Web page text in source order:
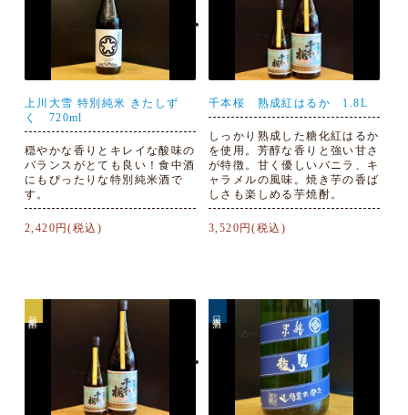
上川大雪 特別純米 きたしず
く 720ml
穏やかな香りとキレイな酸味の
バランスがとても良い！食中酒
にもぴったりな特別純米酒で
す。
2,420円(税込)
千本桜 熟成紅はるか 1.8L
しっかり熟成した糖化紅はるか
を使用。芳醇な香りと強い甘さ
が特徴。甘く優しいバニラ、キ
ャラメルの風味。焼き芋の香ば
しさも楽しめる芋焼酎。
3,520円(税込)